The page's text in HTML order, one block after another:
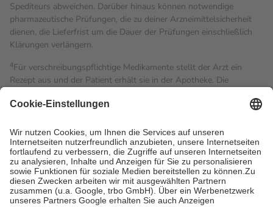
Spediteurs abweichen. Darüber hinaus können notwendige
pharmazeutische Prüfungen, die zu deiner Arzneimittelsicherheit
dienen, die Lieferfrist um die Dauer der Prüfungen einschließlich
Klärungen verlängern.
4Für verschreibungspflichtige Medikamente stellt der Arzt ein
Rezept aus und der Patient erhält sie in der Apotheke. Die
Kosten dafür, der Versicherte trägt einen Teil davon als Zuzahlung
Grundsätzlich leisten Mitglieder Zuzahlungen in Höhe von zehn
Prozent des Abgabepreises,mindestensjedochfünf Euround
höchstens zehn Euro.Es sind jedoch nie mehr als die
tatsächlichen Kosten der Leistung zu entrichten.
Diese Regeln gelten grundsätzlich auch für Online-Apotheken.
Bei Heilmitteln und häuslicher Krankenpflege beträgt die